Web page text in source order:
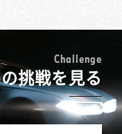
うな方々と、
ションを深
きるのはBMW
らではと思っ
いのですが、
はありませ
話しやすい」
もあるので、
し、笑顔を大
式に転籍とな
ましたね。前
で案件を進め
考え方を持っ
せた提案が求
コンサルタン
Challenge
挑戦を見る